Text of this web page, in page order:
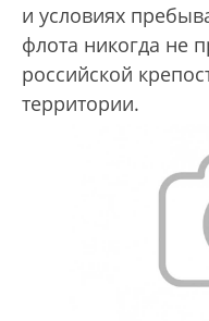
и условиях
флота никогда не
российской
территории.